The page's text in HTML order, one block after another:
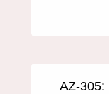
AZ-305: